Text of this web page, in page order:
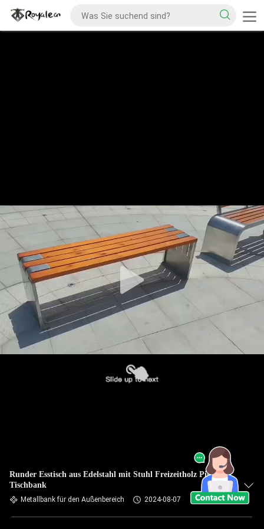
Runder Esstisch aus Edelstahl mit Stuhl Freizeitholz Picknick
Tischbank
Metallbank für den Außenbereich 2024-08-07